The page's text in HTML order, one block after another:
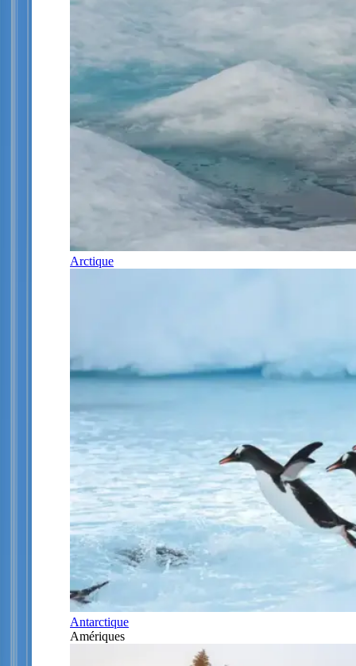
Arctique
Antarctique
Amériques